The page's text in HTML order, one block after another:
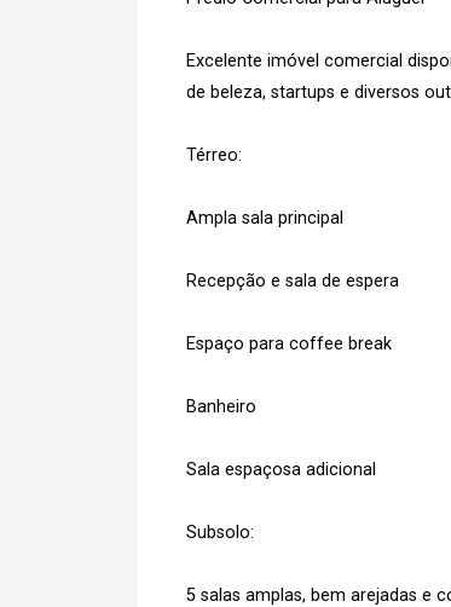
Excelente imóvel comercial
de beleza, startups e diversos
Térreo:
Ampla sala principal
Recepção e sala de espera
Espaço para coffee break
Banheiro
Sala espaçosa adicional
Subsolo:
5 salas amplas, bem arejadas e